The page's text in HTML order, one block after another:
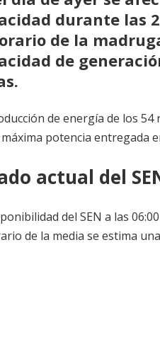
durante las
de la
de
de energía de los
potencia entregada
actual del
del SEN a las
de la media se estima